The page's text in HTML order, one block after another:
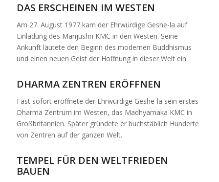
DAS ERSCHEINEN IM WESTEN
Am 27. August 1977 kam der Ehrwürdige Geshe-la auf
Einladung des Manjushri KMC in den Westen. Seine
Ankunft läutete den Beginn des modernen Buddhismus
und einen neuen Geist der Hoffnung in dieser Welt ein.
DHARMA ZENTREN ERÖFFNEN
Fast sofort eröffnete der Ehrwürdige Geshe-la sein erstes
Dharma Zentrum im Westen, das Madhyamaka KMC in
Großbritannien. Später gründete er buchstäblich Hunderte
von Zentren auf der ganzen Welt.
TEMPEL FÜR DEN WELTFRIEDEN
BAUEN